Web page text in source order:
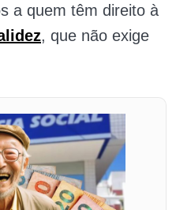
a quem têm direito à
, que não exige